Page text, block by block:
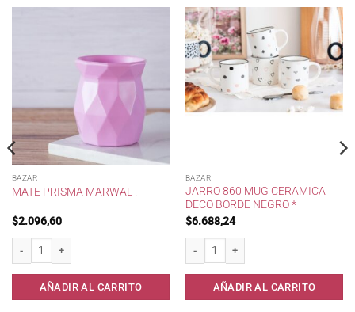
BAZAR
MATE PRISMA MARWAL .
$2.096,60
Mate Prisma Marwal . cantidad
AÑADIR AL CARRITO
BAZAR
JARRO 860 MUG CERAMICA
DECO BORDE NEGRO *
$6.688,24
Jarro 860 Mug Ceramica Deco Borde
AÑADIR AL CARRITO